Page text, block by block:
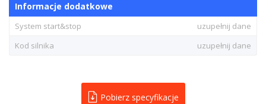
Informacje dodatkowe
System start&stop
uzupełnij dane
Kod silnika
uzupełnij dane
Pobierz specyfikacje